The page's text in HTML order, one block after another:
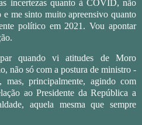
incertezas quanto à COVID, não
e me sinto muito apreensivo quanto
político em 2021. Vou apontar
quando vi atitudes de Moro
não só com a postura de ministro -
principalmente, agindo com
ao Presidente da República a
aquela mesma que sempre